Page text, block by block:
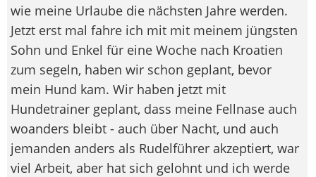
wie meine Urlaube die nächsten Jahre werden.
Jetzt erst mal fahre ich mit mit meinem jüngsten
Sohn und Enkel für eine Woche nach Kroatien
zum segeln, haben wir schon geplant, bevor
mein Hund kam. Wir haben jetzt mit
Hundetrainer geplant, dass meine Fellnase auch
woanders bleibt - auch über Nacht, und auch
jemanden anders als Rudelführer akzeptiert, war
viel Arbeit, aber hat sich gelohnt und ich werde